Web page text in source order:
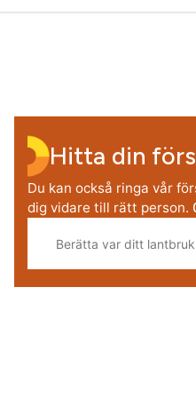
Hitta din
Du kan också ringa vår
dig vidare till rätt person.